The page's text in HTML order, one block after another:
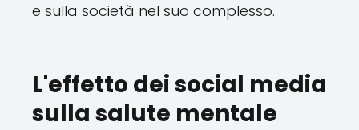
e sulla società nel suo complesso.
L'effetto dei social media
sulla salute mentale